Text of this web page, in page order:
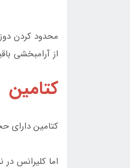
از آرامبخشي
کتامین
کتامین دارای
اما کلیرانس